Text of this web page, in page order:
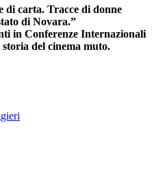
di carta. Tracce di donne
di Novara.”
in Conferenze Internazionali
del cinema muto.